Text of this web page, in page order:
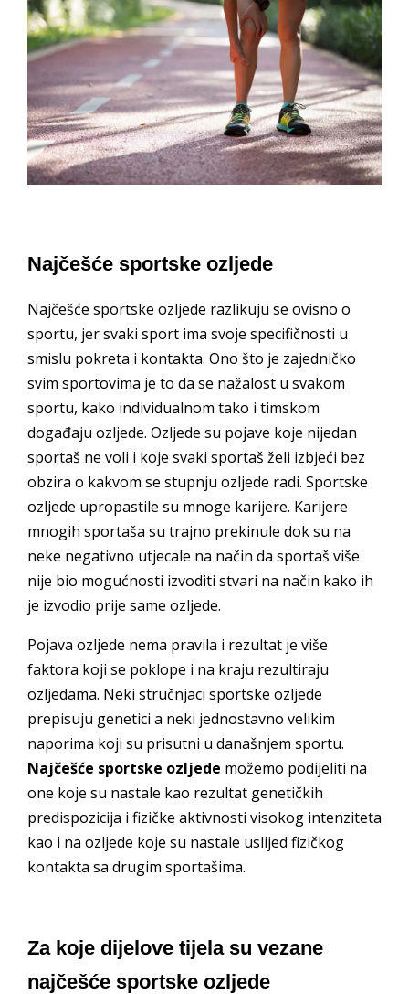
Najčešće sportske ozljede
Najčešće sportske ozljede razlikuju se ovisno o
sportu, jer svaki sport ima svoje specifičnosti u
smislu pokreta i kontakta. Ono što je zajedničko
svim sportovima je to da se nažalost u svakom
sportu, kako individualnom tako i timskom
događaju ozljede. Ozljede su pojave koje nijedan
sportaš ne voli i koje svaki sportaš želi izbjeći bez
obzira o kakvom se stupnju ozljede radi. Sportske
ozljede upropastile su mnoge karijere. Karijere
mnogih sportaša su trajno prekinule dok su na
neke negativno utjecale na način da sportaš više
nije bio mogućnosti izvoditi stvari na način kako ih
je izvodio prije same ozljede.
Pojava ozljede nema pravila i rezultat je više
faktora koji se poklope i na kraju rezultiraju
ozljedama. Neki stručnjaci sportske ozljede
prepisuju genetici a neki jednostavno velikim
naporima koji su prisutni u današnjem sportu.
Najčešće sportske ozljede možemo podijeliti na
one koje su nastale kao rezultat genetičkih
predispozicija i fizičke aktivnosti visokog intenziteta
kao i na ozljede koje su nastale uslijed fizičkog
kontakta sa drugim sportašima.
Za koje dijelove tijela su vezane
najčešće sportske ozljede